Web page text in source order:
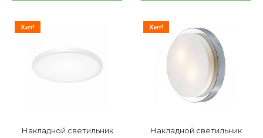
Хит!
Накладной светильник
Хит!
Накладной светильник